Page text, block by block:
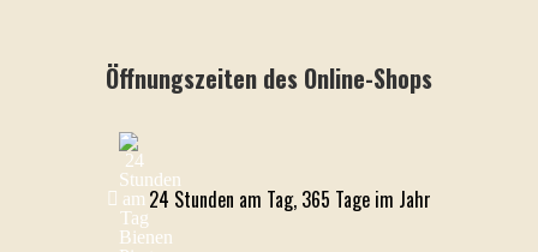
Öffnungszeiten des Online-Shops
24 Stunden am Tag, 365 Tage im Jahr